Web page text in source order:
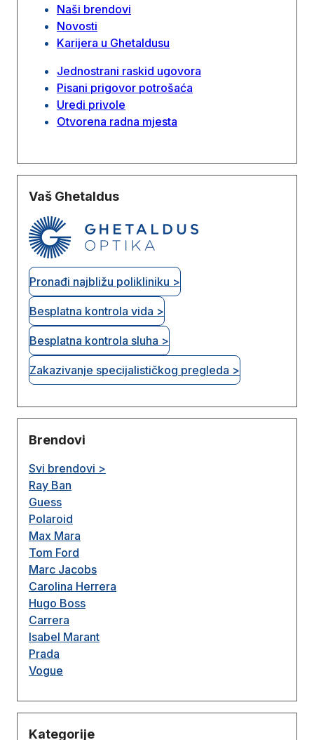
Naši brendovi
Novosti
Karijera u Ghetaldusu
Jednostrani raskid ugovora
Pisani prigovor potrošaća
Uredi privole
Otvorena radna mjesta
Vaš Ghetaldus
Pronađi najbližu polikliniku >
Besplatna kontrola vida >
Besplatna kontrola sluha >
Zakazivanje specijalističkog pregleda >
Brendovi
Svi brendovi >
Ray Ban
Guess
Polaroid
Max Mara
Tom Ford
Marc Jacobs
Carolina Herrera
Hugo Boss
Carrera
Isabel Marant
Prada
Vogue
Kategorije